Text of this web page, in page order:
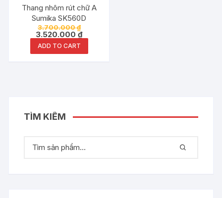
Đang ưu đãi!
Thang nhôm rút chữ A
Sumika SK560D
3.700.000₫
3.520.000₫
ADD TO CART
TÌM KIẾM